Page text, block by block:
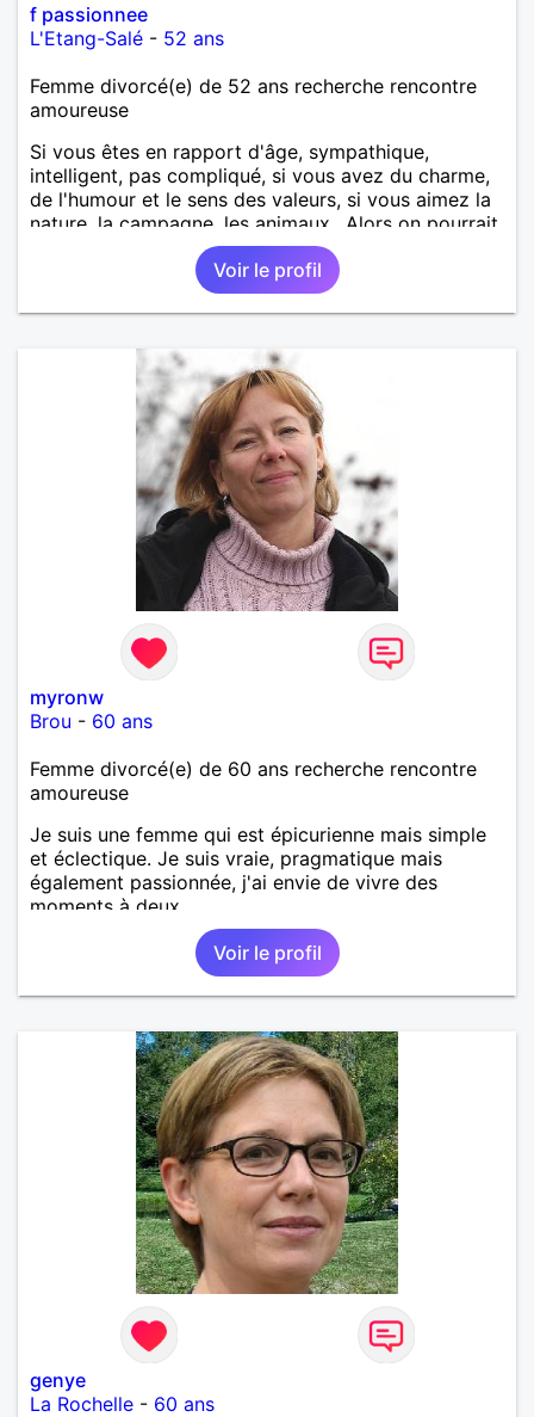
f passionnee
L'Etang-Salé - 52 ans
Femme divorcé(e) de 52 ans recherche rencontre
amoureuse
Si vous êtes en rapport d'âge, sympathique,
intelligent, pas compliqué, si vous avez du charme,
de l'humour et le sens des valeurs, si vous aimez la
nature, la campagne, les animaux.. Alors on pourrait
s'entendre, du coup n'hésitez pas à me contacter.
Voir le profil
myronw
Brou - 60 ans
Femme divorcé(e) de 60 ans recherche rencontre
amoureuse
Je suis une femme qui est épicurienne mais simple
et éclectique. Je suis vraie, pragmatique mais
également passionnée, j'ai envie de vivre des
moments à deux.
Voir le profil
genye
La Rochelle - 60 ans